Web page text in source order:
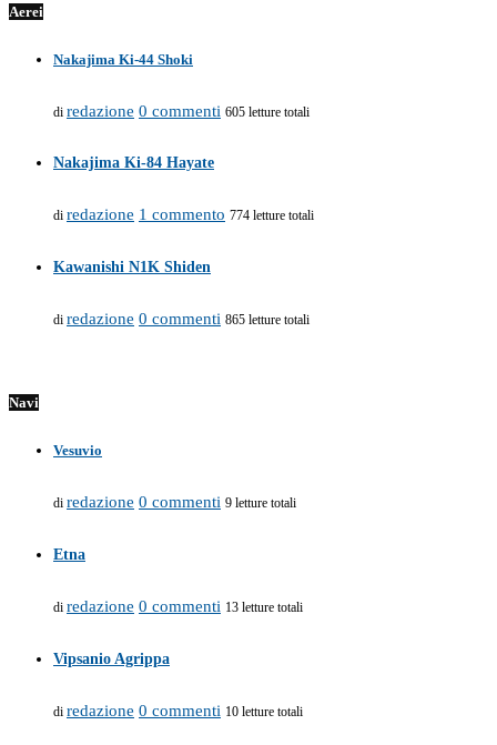
Aerei
Nakajima Ki-44 Shoki
di redazione 0 commenti 605 letture totali
Nakajima Ki-84 Hayate
di redazione 1 commento 774 letture totali
Kawanishi N1K Shiden
di redazione 0 commenti 865 letture totali
Navi
Vesuvio
di redazione 0 commenti 9 letture totali
Etna
di redazione 0 commenti 13 letture totali
Vipsanio Agrippa
di redazione 0 commenti 10 letture totali